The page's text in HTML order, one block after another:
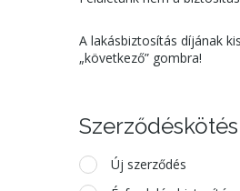
A lakásbiztosítás díjának
„következő” gombra!
Új szerződés